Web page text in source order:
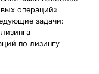
операций»
задачи:
по лизингу